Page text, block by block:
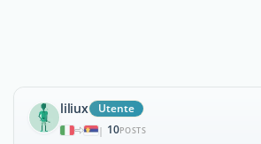
liliux Utente
| 10POSTS